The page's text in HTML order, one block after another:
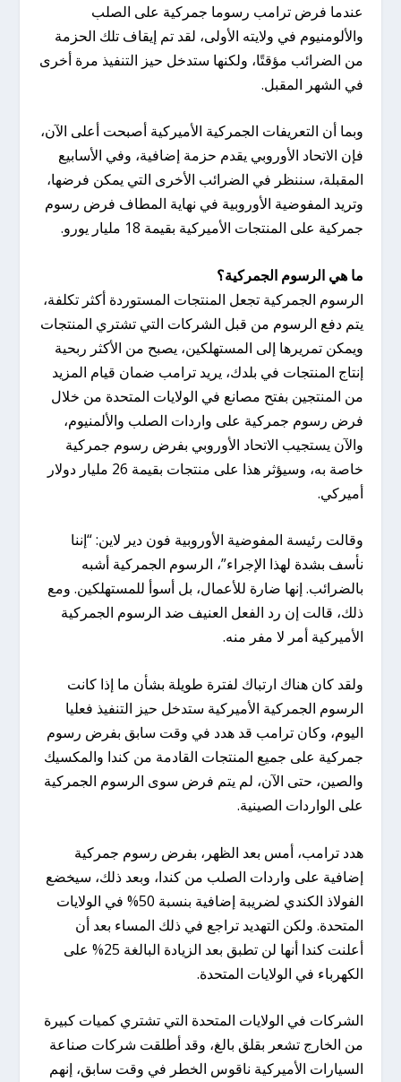
عندما فرض ترامب رسوما جمركية على الصلب
والألومنيوم في ولايته الأولى، لقد تم إيقاف تلك الحزمة
من الضرائب مؤقتًا، ولكنها ستدخل حيز التنفيذ مرة أخرى
في الشهر المقبل.
وبما أن التعريفات الجمركية الأميركية أصبحت أعلى الآن،
فإن الاتحاد الأوروبي يقدم حزمة إضافية، وفي الأسابيع
المقبلة، سننظر في الضرائب الأخرى التي يمكن فرضها،
وتريد المفوضية الأوروبية في نهاية المطاف فرض رسوم
جمركية على المنتجات الأميركية بقيمة 18 مليار يورو.
ما هي الرسوم الجمركية؟
الرسوم الجمركية تجعل المنتجات المستوردة أكثر تكلفة،
يتم دفع الرسوم من قبل الشركات التي تشتري المنتجات
ويمكن تمريرها إلى المستهلكين، يصبح من الأكثر ربحية
إنتاج المنتجات في بلدك، يريد ترامب ضمان قيام المزيد
من المنتجين بفتح مصانع في الولايات المتحدة من خلال
فرض رسوم جمركية على واردات الصلب والألمنيوم،
والآن يستجيب الاتحاد الأوروبي بفرض رسوم جمركية
خاصة به، وسيؤثر هذا على منتجات بقيمة 26 مليار دولار
أميركي.
وقالت رئيسة المفوضية الأوروبية فون دير لاين: “إننا
نأسف بشدة لهذا الإجراء”، الرسوم الجمركية أشبه
بالضرائب. إنها ضارة للأعمال، بل أسوأ للمستهلكين. ومع
ذلك، قالت إن رد الفعل العنيف ضد الرسوم الجمركية
الأميركية أمر لا مفر منه.
ولقد كان هناك ارتباك لفترة طويلة بشأن ما إذا كانت
الرسوم الجمركية الأميركية ستدخل حيز التنفيذ فعليا
اليوم، وكان ترامب قد هدد في وقت سابق بفرض رسوم
جمركية على جميع المنتجات القادمة من كندا والمكسيك
والصين، حتى الآن، لم يتم فرض سوى الرسوم الجمركية
على الواردات الصينية.
هدد ترامب، أمس بعد الظهر، بفرض رسوم جمركية
إضافية على واردات الصلب من كندا، وبعد ذلك، سيخضع
الفولاذ الكندي لضريبة إضافية بنسبة 50% في الولايات
المتحدة. ولكن التهديد تراجع في ذلك المساء بعد أن
أعلنت كندا أنها لن تطبق بعد الزيادة البالغة 25% على
الكهرباء في الولايات المتحدة.
الشركات في الولايات المتحدة التي تشتري كميات كبيرة
من الخارج تشعر بقلق بالغ، وقد أطلقت شركات صناعة
السيارات الأميركية ناقوس الخطر في وقت سابق، إنهم